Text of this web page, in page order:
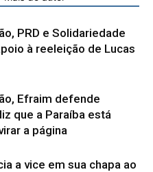
PRD e Solidariedade
à reeleição de Lucas
Efraim defende
que a Paraíba está
a página
a vice em sua chapa ao